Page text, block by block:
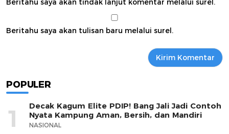
Beritahu saya akan tindak lanjut komentar melalui surel.
Beritahu saya akan tulisan baru melalui surel.
POPULER
1
Decak Kagum Elite PDIP! Bang Jali Jadi Contoh
Nyata Kampung Aman, Bersih, dan Mandiri
NASIONAL